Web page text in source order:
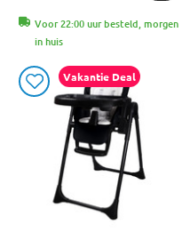
Voor 22:00 uur besteld, morgen
in huis
Vakantie Deal